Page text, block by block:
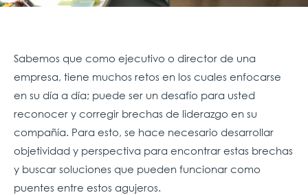
Sabemos que como ejecutivo o director de una
empresa, tiene muchos retos en los cuales enfocarse
en su día a día; puede ser un desafío para usted
reconocer y corregir brechas de liderazgo en su
compañía. Para esto, se hace necesario desarrollar
objetividad y perspectiva para encontrar estas brechas
y buscar soluciones que pueden funcionar como
puentes entre estos agujeros.